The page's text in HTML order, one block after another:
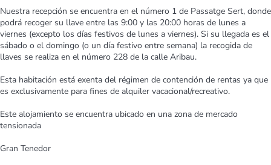
Nuestra recepción se encuentra en el número 1 de Passatge Sert, donde
podrá recoger su llave entre las 9:00 y las 20:00 horas de lunes a
viernes (excepto los días festivos de lunes a viernes). Si su llegada es el
sábado o el domingo (o un día festivo entre semana) la recogida de
llaves se realiza en el número 228 de la calle Aribau.
Esta habitación está exenta del régimen de contención de rentas ya que
es exclusivamente para fines de alquiler vacacional/recreativo.
Este alojamiento se encuentra ubicado en una zona de mercado
tensionada
Gran Tenedor